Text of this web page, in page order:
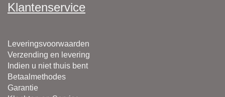
Klantenservice
Leveringsvoorwaarden
Verzending en levering
Indien u niet thuis bent
Betaalmethodes
Garantie